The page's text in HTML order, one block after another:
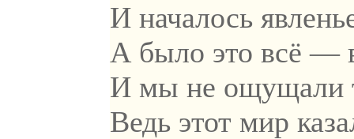
И началось
А было это всё —
И мы не ощущали
Ведь этот мир